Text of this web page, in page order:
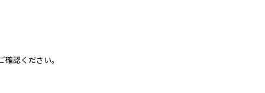
認ください。